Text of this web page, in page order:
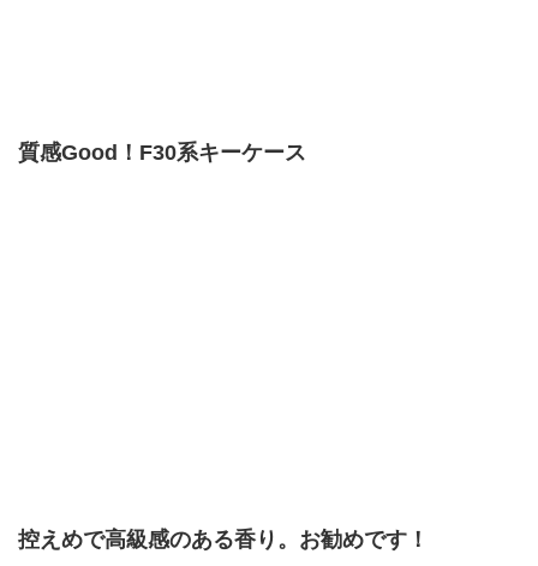
質感Good！F30系キーケース
控えめで高級感のある香り。お勧めです！